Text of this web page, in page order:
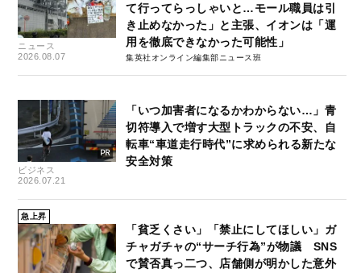
ニュース
2026.08.07
て行ってらっしゃいと…モール職員は引
き止めなかった」と主張、イオンは「運
用を徹底できなかった可能性」
集英社オンライン編集部ニュース班
ビジネス
2026.07.21
「いつ加害者になるかわからない…」青
切符導入で増す大型トラックの不安、自
転車“車道走行時代”に求められる新たな
安全対策
急上昇
「貧乏くさい」「禁止にしてほしい」ガ
チャガチャの“サーチ行為”が物議 SNS
で賛否真っ二つ、店舗側が明かした意外